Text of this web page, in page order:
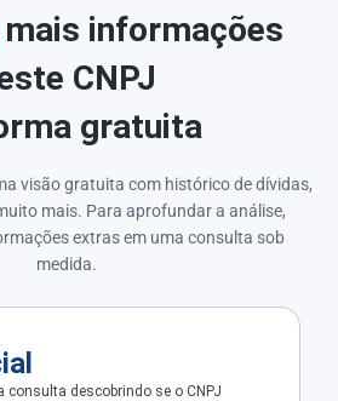
informações
CNPJ
gratuita
visão gratuita com histórico de dívidas,
mais. Para aprofundar a análise,
extras em uma consulta sob
medida.
consulta descobrindo se o CNPJ